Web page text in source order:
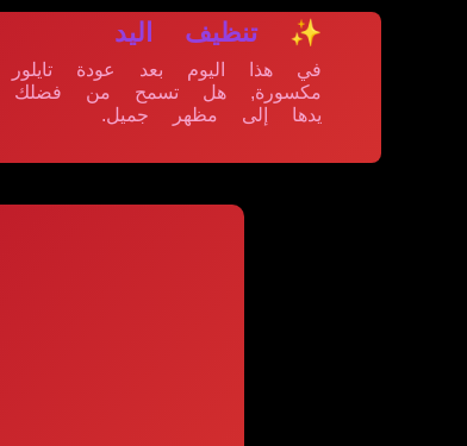
✨ تنظيف اليد
في هذا اليوم بعد عودة
مكسورة, هل تسمح من فضلك
يدها إلى مظهر جميل.